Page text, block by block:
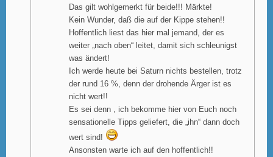
Das gilt wohlgemerkt für beide!!! Märkte!
Kein Wunder, daß die auf der Kippe stehen!!
Hoffentlich liest das hier mal jemand, der es
weiter „nach oben“ leitet, damit sich schleunigst
was ändert!
Ich werde heute bei Saturn nichts bestellen, trotz
der rund 16 %, denn der drohende Ärger ist es
nicht wert!!
Es sei denn , ich bekomme hier von Euch noch
sensationelle Tipps geliefert, die „ihn“ dann doch
wert sind!
Ansonsten warte ich auf den hoffentlich!!